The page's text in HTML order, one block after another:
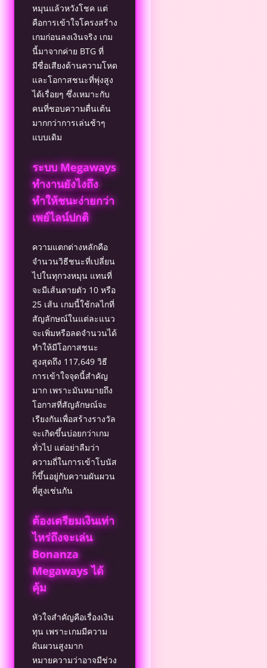
หมุนแล้วหวังโชค แต่
คือการเข้าใจโครงสร้าง
เกมก่อนลงเงินจริง เกม
นี้มาจากค่าย BTG ที่
มีชื่อเสียงด้านความโหด
และโอกาสชนะที่พุ่งสูง
ได้เรื่อยๆ ซึ่งเหมาะกับ
คนที่ชอบความตื่นเต้น
มากกว่าการเล่นช้าๆ
แบบเดิม
ระบบ Megaways
ทำงานยังไงถึง
ทำให้ชนะง่ายกว่า
เพย์ไลน์ปกติ
ความแตกต่างหลักคือ
จำนวนวิธีชนะที่เปลี่ยน
ไปในทุกวงหมุน แทนที่
จะมีเส้นตายตัว 10 หรือ
25 เส้น เกมนี้ใช้กลไกที่
สัญลักษณ์ในแต่ละแนว
จะเพิ่มหรือลดจำนวนได้
ทำให้มีโอกาสชนะ
สูงสุดถึง 117,649 วิธี
การเข้าใจจุดนี้สำคัญ
มาก เพราะมันหมายถึง
โอกาสที่สัญลักษณ์จะ
เรียงกันเพื่อสร้างรางวัล
จะเกิดขึ้นบ่อยกว่าเกม
ทั่วไป แต่อย่าลืมว่า
ความถี่ในการเข้าโบนัส
ก็ขึ้นอยู่กับความผันผวน
ที่สูงเช่นกัน
ต้องเตรียมเงินเท่า
ไหร่ถึงจะเล่น
Bonanza
Megaways ได้
คุ้ม
หัวใจสำคัญคือเรื่องเงิน
ทุน เพราะเกมมีความ
ผันผวนสูงมาก
หมายความว่าอาจมีช่วง